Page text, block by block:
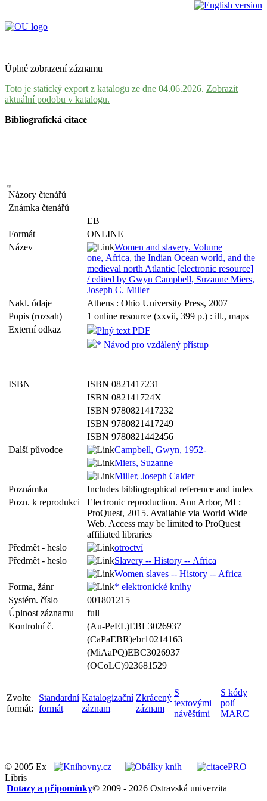
Úplné zobrazení záznamu
Toto je statický export z katalogu ze dne 04.06.2026. Zobrazit
aktuální podobu v katalogu.
Bibliografická citace
Názory čtenářů
Známka čtenářů
EB
Formát
ONLINE
Název
Women and slavery. Volume
one, Africa, the Indian Ocean world, and the
medieval north Atlantic [electronic resource]
/ edited by Gwyn Campbell, Suzanne Miers,
Joseph C. Miller
Nakl. údaje
Athens : Ohio University Press, 2007
Popis (rozsah)
1 online resource (xxvii, 399 p.) : ill., maps
Externí odkaz
Plný text PDF
* Návod pro vzdálený přístup
ISBN
ISBN 0821417231
ISBN 082141724X
ISBN 9780821417232
ISBN 9780821417249
ISBN 9780821442456
Další původce
Campbell, Gwyn, 1952-
Miers, Suzanne
Miller, Joseph Calder
Poznámka
Includes bibliographical reference and index
Pozn. k reprodukci
Electronic reproduction. Ann Arbor, MI :
ProQuest, 2015. Available via World Wide
Web. Access may be limited to ProQuest
affiliated libraries
Předmět - heslo
otroctví
Předmět - heslo
Slavery -- History -- Africa
Women slaves -- History -- Africa
Forma, žánr
* elektronické knihy
Systém. číslo
001801215
Úplnost záznamu
full
Kontrolní č.
(Au-PeEL)EBL3026937
(CaPaEBR)ebr10214163
(MiAaPQ)EBC3026937
(OCoLC)923681529
Zvolte
formát:
Standardní
formát
Katalogizační
záznam
Zkrácený
záznam
S
textovými
návěštími
S kódy
polí
MARC
© 2005 Ex
Libris
© 2009 - 2026 Ostravská univerzita
Dotazy a připomínky